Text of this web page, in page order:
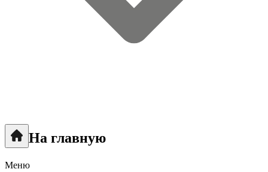
На главную
Меню